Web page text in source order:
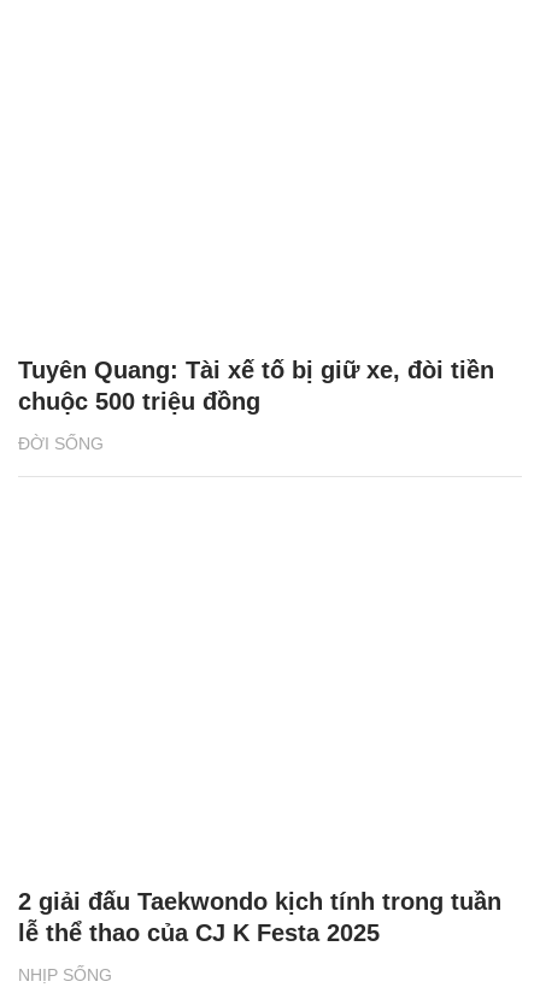
ĐỜI SỐNG
Tuyên Quang: Tài xế tố bị giữ xe, đòi tiền
chuộc 500 triệu đồng
NHỊP SỐNG
2 giải đấu Taekwondo kịch tính trong tuần
lễ thể thao của CJ K Festa 2025